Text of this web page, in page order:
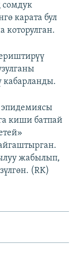
карата бул
которулган.
кабарланды.
киши батпай
жабылып,
(RK)